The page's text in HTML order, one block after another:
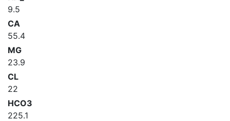
9.5
CA
55.4
MG
23.9
CL
22
HCO3
225.1